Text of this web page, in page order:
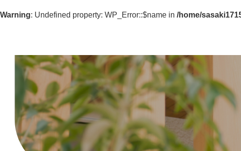
Warning: Undefined property: WP_Error::$name in /home/